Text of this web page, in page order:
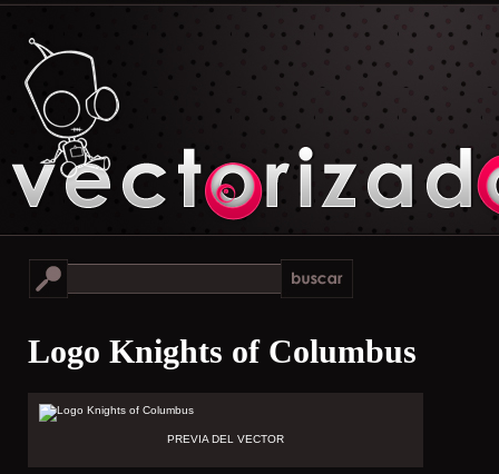
Logo Knights of Columbus
PREVIA DEL VECTOR